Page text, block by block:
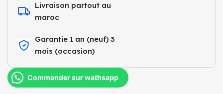
Livraison partout au
maroc
Garantie 1 an (neuf) 3
mois (occasion)​
Commander sur wathsapp